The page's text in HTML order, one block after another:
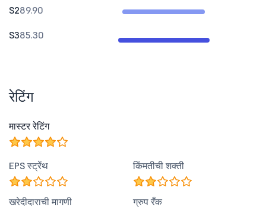
S289.90
S385.30
रेटिंग
मास्टर रेटिंग
EPS स्ट्रेंथ किंमतीची शक्ती
खरेदीदाराची मागणी ग्रुप रँक